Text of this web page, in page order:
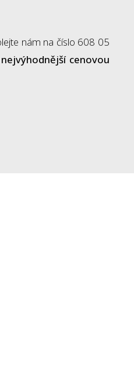
nám na číslo 608 05
nejvýhodnější cenovou